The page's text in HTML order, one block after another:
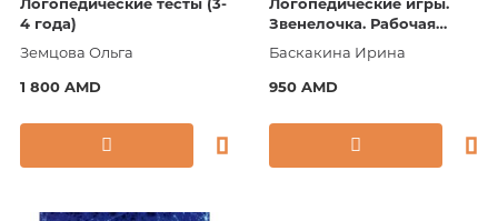
4 года)
Земцова Ольга
1 800 AMD
Звенелочка. Рабочая
Баскакина Ирина
950 AMD